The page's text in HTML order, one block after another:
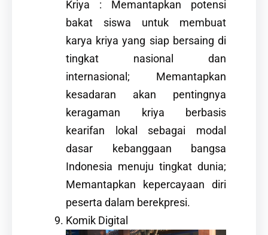
Kriya : Memantapkan potensi
bakat siswa untuk membuat
karya kriya yang siap bersaing di
tingkat nasional dan
internasional; Memantapkan
kesadaran akan pentingnya
keragaman kriya berbasis
kearifan lokal sebagai modal
dasar kebanggaan bangsa
Indonesia menuju tingkat dunia;
Memantapkan kepercayaan diri
peserta dalam berekpresi.
Komik Digital